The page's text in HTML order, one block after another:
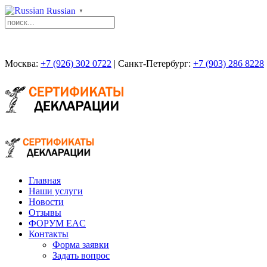
Russian ▼
Москва: +7 (926) 302 0722 | Санкт-Петербург: +7 (903) 286 8228
Главная
Наши услуги
Новости
Отзывы
ФОРУМ EAC
Контакты
Форма заявки
Задать вопрос